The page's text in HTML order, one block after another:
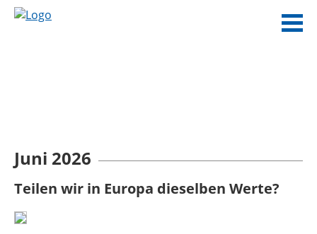
Juni 2026
Teilen wir in Europa dieselben Werte?